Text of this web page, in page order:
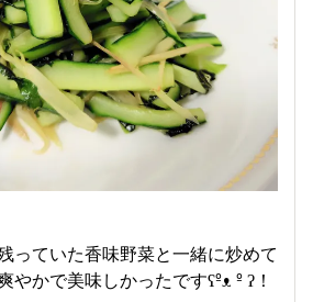
っていた香味野菜と一緒に炒めて
かで美味しかったですʕ⁠º⁠⁠ᴥ⁠ º⁠ ⁠ʔ！